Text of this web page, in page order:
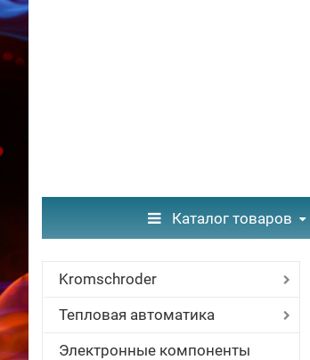
Каталог товаров
Kromschroder
Тепловая автоматика
Электронные компоненты